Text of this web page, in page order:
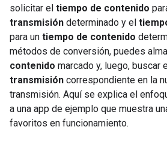
solicitar el tiempo de contenido
transmisión determinado y el
para un tiempo de contenido
métodos de conversión, puedes
contenido marcado y, luego, buscar
transmisión correspondiente en la
transmisión. Aquí se explica el
a una app de ejemplo que muestra
favoritos en funcionamiento.